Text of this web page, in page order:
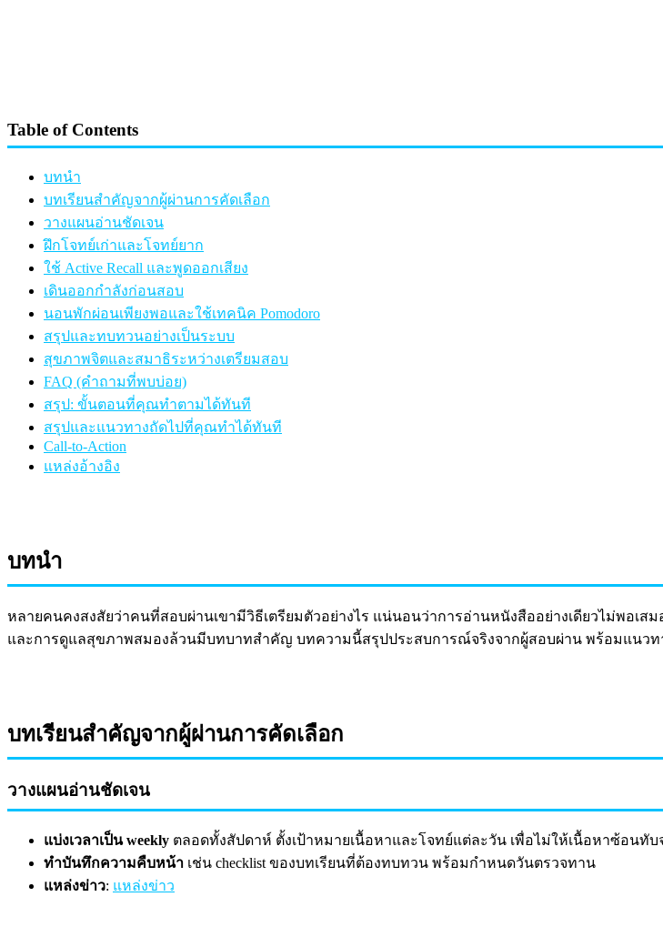
Table of Contents
บทนำ
บทเรียนสำคัญจากผู้ผ่านการคัดเลือก
วางแผนอ่านชัดเจน
ฝึกโจทย์เก่าและโจทย์ยาก
ใช้ Active Recall และพูดออกเสียง
เดินออกกำลังก่อนสอบ
นอนพักผ่อนเพียงพอและใช้เทคนิค Pomodoro
สรุปและทบทวนอย่างเป็นระบบ
สุขภาพจิตและสมาธิระหว่างเตรียมสอบ
FAQ (คำถามที่พบบ่อย)
สรุป: ขั้นตอนที่คุณทำตามได้ทันที
สรุปและแนวทางถัดไปที่คุณทำได้ทันที
Call-to-Action
แหล่งอ้างอิง
บทนำ
หลายคนคงสงสัยว่าคนที่สอบผ่านเขามีวิธีเตรียมตัวอย่างไร แน่นอนว่าการอ่านหนังสืออย่างเดียวไม่พอเส
และการดูแลสุขภาพสมองล้วนมีบทบาทสำคัญ บทความนี้สรุปประสบการณ์จริงจากผู้สอบผ่าน พร้อมแนว
บทเรียนสำคัญจากผู้ผ่านการคัดเลือก
วางแผนอ่านชัดเจน
แบ่งเวลาเป็น weekly ตลอดทั้งสัปดาห์ ตั้งเป้าหมายเนื้อหาและโจทย์แต่ละวัน เพื่อไม่ให้เนื้อหาซ้อนทั
ทำบันทึกความคืบหน้า เช่น checklist ของบทเรียนที่ต้องทบทวน พร้อมกำหนดวันตรวจทาน
แหล่งข่าว: แหล่งข่าว